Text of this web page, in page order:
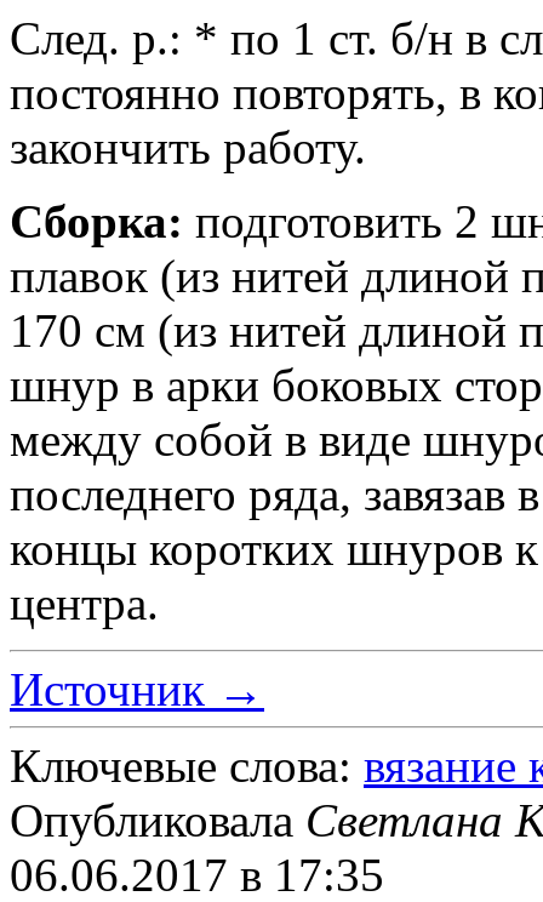
След. р.: * по 1 ст. б/н в
постоянно повторять, в
закончить работу.
Сборка: подготовить 2
плавок (из нитей
170 см (из нитей длиной
шнур в арки боковых
между собой в виде
последнего ряда,
концы коротких шнуров
центра.
Источник →
Ключевые слова:
Опубликовала Светлана
06.06.2017 в 17:35